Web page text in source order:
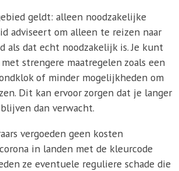
geldt: alleen noodzakelijke
adviseert om alleen te reizen naar
als dat echt noodzakelijk is. Je kunt
strengere maatregelen zoals een
of minder mogelijkheden om
Dit kan ervoor zorgen dat je langer
dan verwacht.
vergoeden geen kosten
in landen met de kleurcode
ze eventuele reguliere schade die